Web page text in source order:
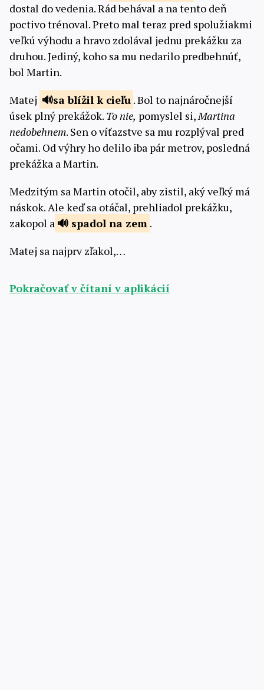
dostal do vedenia. Rád behával a na tento deň
poctivo trénoval. Preto mal teraz pred spolužiakmi
veľkú výhodu a hravo zdolával jednu prekážku za
druhou. Jediný, koho sa mu nedarilo predbehnúť,
bol Martin.
Matej
sa blížil k cieľu . Bol to najnáročnejší
úsek plný prekážok. To nie, pomyslel si,Martina
nedobehnem. Sen o víťazstve sa mu rozplýval pred
očami. Od výhry ho delilo iba pár metrov, posledná
prekážka a Martin.
Medzitým sa Martin otočil, aby zistil, aký veľký má
náskok. Ale keď sa otáčal, prehliadol prekážku,
zakopol a
spadol na zem .
Matej sa najprv zľakol,…
Pokračovať v čítaní v aplikácií